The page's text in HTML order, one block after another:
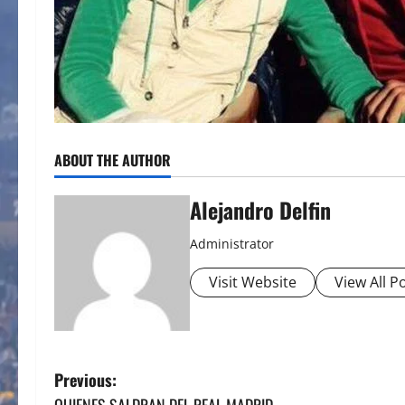
ABOUT THE AUTHOR
Alejandro Delfin
Administrator
Visit Website View All
P
Previous: